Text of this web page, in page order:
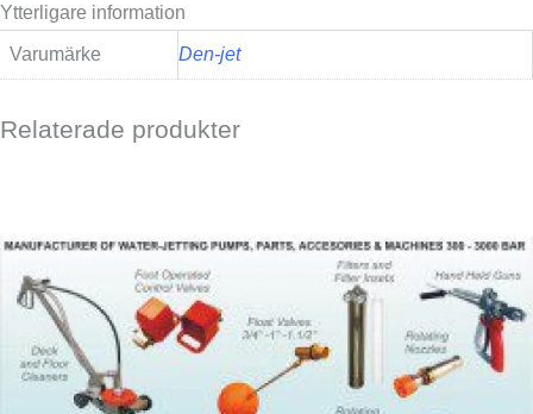
Ytterligare information
Varumärke Den-jet
Relaterade produkter